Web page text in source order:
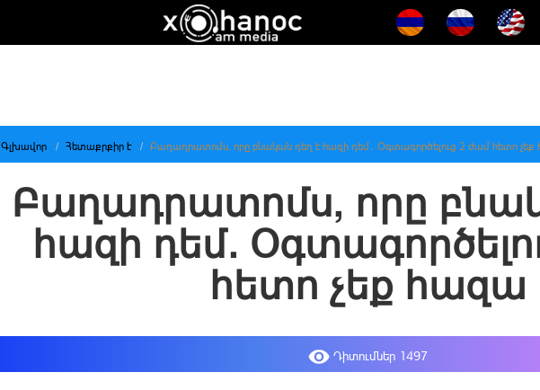
Գլխավոր Հետաքրքիր է Բաղադրատոմս, որը բնական դեղ է հազի դեմ․ Օգտագործելուց 2 ժամ հետո
Բաղադրատոմս, որը
հազի դեմ․
հետո չեք հազա
Դիտումներ 1497